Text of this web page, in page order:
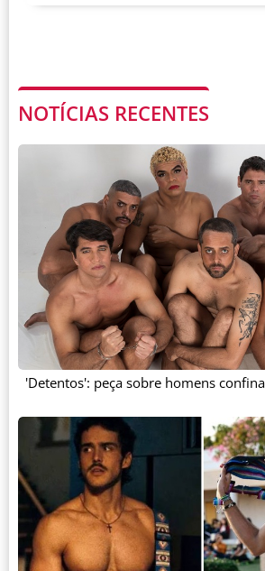
NOTÍCIAS RECENTES
'Detentos': peça sobre homens